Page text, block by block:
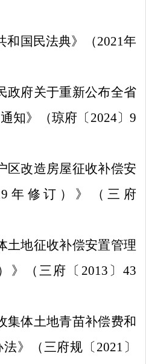
和国民法典》（2021年
政府关于重新公布全省
知》（琼府〔 2024〕9
区改造房屋征收补偿安
9 年修订）》（三府
土地征收补偿安置管理
》（三府〔 2013 〕43
集体土地青苗补偿费和
法》（三府规 〔 2021 〕